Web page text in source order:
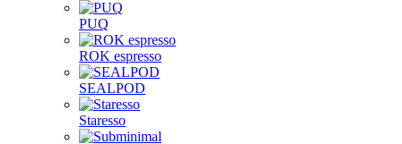
PUQ
ROK espresso
SEALPOD
Staresso